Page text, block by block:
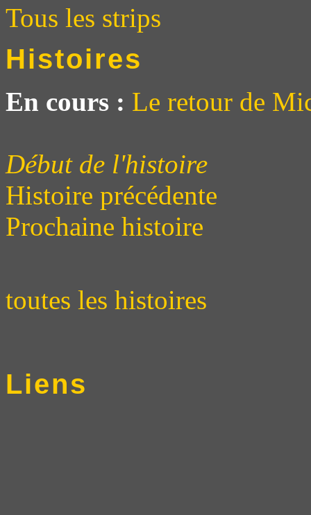
Tous les strips
Histoires
En cours : Le retour de
Début de l'histoire
Histoire précédente
Prochaine histoire
toutes les histoires
Liens